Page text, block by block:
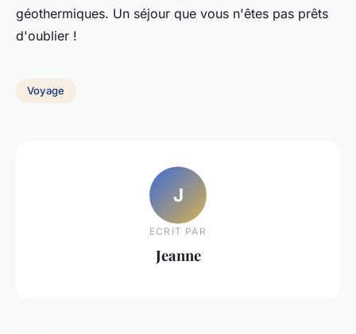
géothermiques. Un séjour que vous n'êtes pas prêts
d'oublier !
Voyage
J
ECRIT PAR
Jeanne